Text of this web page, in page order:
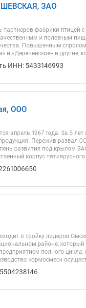
ЗАО
фабрики птицей
и полезным
Повышенным
«Деревенское» и другие,
ИНН: 5433146993
ООО
апрель 1967 года. За 5
Пережив развал
развития под крылом
корпус
в тройку лидеров
районе, который
полного
кормосмеси